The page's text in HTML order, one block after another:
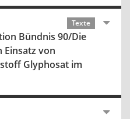
Texte
Bündnis 90/Die
Einsatz von
Glyphosat im